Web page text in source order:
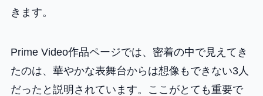
きます。
Prime Video作品ページでは、密着の中で見えてき
たのは、華やかな表舞台からは想像もできない3人
だったと説明されています。ここがとても重要で